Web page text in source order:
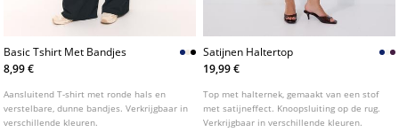
Basic Tshirt Met Bandjes
8,99 €
Aansluitend T-shirt met ronde hals en
verstelbare, dunne bandjes. Verkrijgbaar in
verschillende kleuren.
Satijnen Haltertop
19,99 €
Top met halternek, gemaakt van een stof
met satijneffect. Knoopsluiting op de rug.
Verkrijgbaar in verschillende kleuren.